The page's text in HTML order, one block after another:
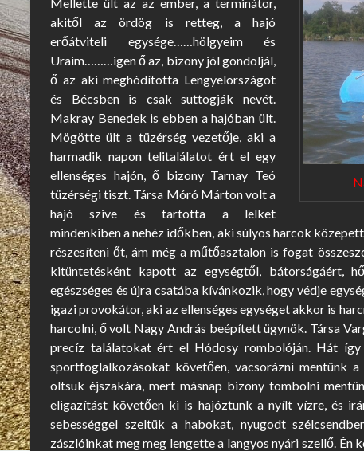
akitől az ördög is retteg, a hajó
erőátviteli egysége……hölgyeim és
Uraim………igen ő az, bizony jól gondoljál,
ő az aki meghódította Lengyelországot
és Bécsben is csak suttogják nevét.
Makray Benedek is ebben a hajóban ült.
Mögötte ült a tüzérség vezetője, aki a
harmadik napon telitalálatot ért el egy
ellenséges hajón, ő bizony Tarnay Teó
tüzérségi tiszt. Társa Móró Márton volt a
hajó szive és tartotta a lelket
mindenkiben a nehéz időkben, aki súlyos harcok
részesíteni őt, ám még a műtőasztalon is fogat
kitüntetésként kapott az egységtől, bátorságáért,
egészséges és újra csatába kívánkozik, hogy védje
igazi provokátor, aki az ellenséges egységet akkor is
harcolni, ő volt Nagy András beépített ügynök. Társa
precíz találatokat ért el Hódosy rombolóján. Hát
sportfoglalkozásokat követően, vacsorázni mentünk
oltsuk éjszakára, mert másnap bizony tombolni
eligazítást követően ki is hajóztunk a nyílt vízre, és
sebességgel szeltük a habokat, nyugodt
zászlóinkat meg meg lengette a langyos nyári szellő.